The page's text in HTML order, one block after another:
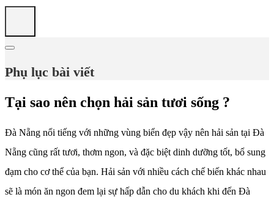
Phụ lục bài viết
Tại sao nên chọn hải sản tươi sống ?
Đà Nẵng nổi tiếng với những vùng biển đẹp vậy nên hải sản tại Đà
Nẵng cũng rất tươi, thơm ngon, và đặc biệt dinh dưỡng tốt, bổ sung
đạm cho cơ thể của bạn. Hải sản với nhiều cách chế biến khác nhau
sẽ là món ăn ngon đem lại sự hấp dẫn cho du khách khi đến Đà